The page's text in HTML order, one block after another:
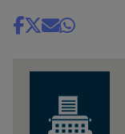
Share